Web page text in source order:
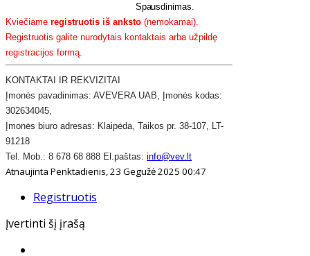
Spausdinimas.
Kviečiame registruotis iš anksto (nemokamai).
Registruotis galite nurodytais kontaktais arba užpildę
registracijos formą.
KONTAKTAI IR REKVIZITAI
​Įmonės pavadinimas: AVEVERA UAB, Įmonės kodas:
302634045,
Įmonės biuro adresas: Klaipėda, Taikos pr. 38-107, LT-
91218
​Tel. Mob.: 8 678 68 888 El.paštas: info@vev.lt
Atnaujinta Penktadienis, 23 Gegužė 2025 00:47
Registruotis
Įvertinti šį įrašą